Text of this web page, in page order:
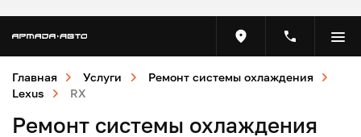
Главная Услуги
Ремонт системы охлаждения
Lexus
RX
Ремонт системы охлаждения